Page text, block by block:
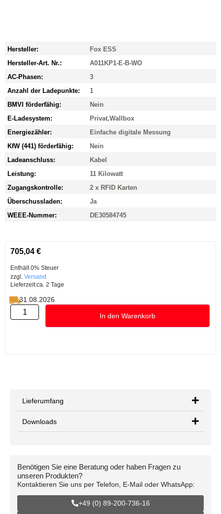
Hersteller:
Fox ESS
Hersteller-Art. Nr.:
A011KP1-E-B-WO
AC-Phasen:
3
Anzahl der Ladepunkte:
1
BMVI förderfähig:
Nein
E-Ladesystem:
Privat,Wallbox
Energiezähler:
Einfache digitale Messung
KfW (441) förderfähig:
Nein
Ladeanschluss:
Kabel
Leistung:
11 Kilowatt
Zugangskontrolle:
2 x RFID Karten
Überschussladen:
Ja
WEEE-Nummer:
DE30584745
705,04 €
Enthält 0% Steuer
zzgl. Versand
Lieferzeit:ca. 2 Tage
31.08.2026
In den Warenkorb
Lieferumfang
Downloads
Benötigen Sie eine Beratung oder haben Fragen zu
unseren Produkten?
Kontaktieren Sie uns per Telefon, E-Mail oder WhatsApp:
+49 (0) 89-200-736-16